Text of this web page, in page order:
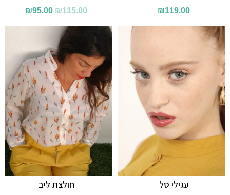
₪115.00
המחיר
המקורי
₪115.00.
₪95.00
הנוכחי
₪119.00
חולצת ליב עגילי סל